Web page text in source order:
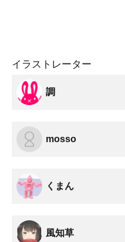
イラストレーター
調
mosso
くまん
風知草